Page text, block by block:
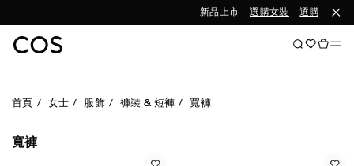
新品上市 選購女裝 選購男裝
首頁 女士 服飾 褲裝 & 短褲 寬褲
寬褲